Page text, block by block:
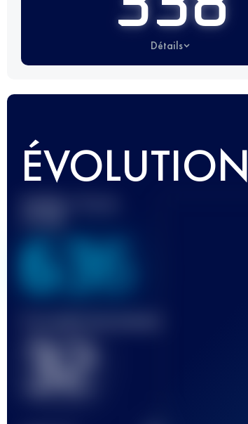
Détails
ÉVOLUTION
Meilleur Score
636
32